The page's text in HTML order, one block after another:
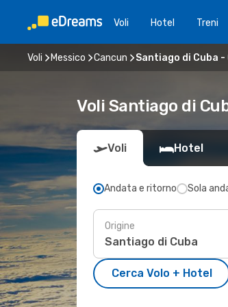
Voli Hotel Treni
Voli Messico Cancun Santiago di Cuba -
Voli Santiago di
Voli Hotel
Andata e ritorno Sola
Origine
Cerca Volo + Hotel